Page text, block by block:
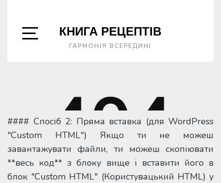
#### Спосіб 2: Пряма вставка (для WordPress
"Custom HTML") Якщо ти не можеш
завантажувати файли, ти можеш скопіювати
**весь код** з блоку вище і вставити його в
блок "Custom HTML" (Користувацький HTML) у